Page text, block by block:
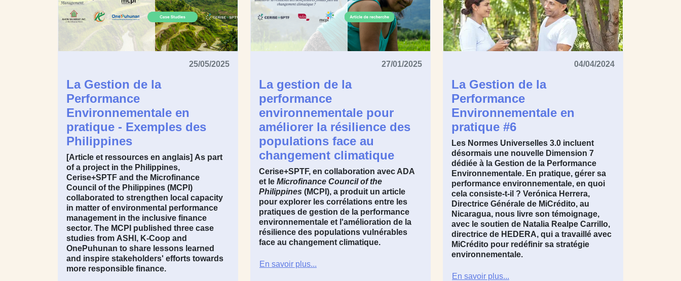
25/05/2025
La Gestion de la
Performance
Environnementale en
pratique - Exemples des
Philippines
[Article et ressources en anglais] As part
of a project in the Philippines,
Cerise+SPTF and the Microfinance
Council of the Philippines (MCPI)
collaborated to strengthen local capacity
in matter of environmental performance
management in the inclusive finance
sector. The MCPI published three case
studies from ASHI , K-Coop and
OnePuhunan to share lessons learned
and inspire stakeholders' efforts towards
more responsible finance.
27/01/2025
La gestion de la
performance
environnementale pour
améliorer la résilience des
populations face au
changement climatique
Cerise+SPTF, en collaboration avec ADA
et le Microfinance Council of the
Philippines (MCPI), a produit un article
pour explorer les corrélations entre les
pratiques de gestion de la performance
environnementale et l'amélioration de la
résilience des populations vulnérables
face au changement climatique.
En savoir plus...
04/04/2024
La Gestion de la
Performance
Environnementale en
pratique #6
Les Normes Universelles 3.0 incluent
désormais une nouvelle Dimension 7
dédiée à la Gestion de la Performance
Environnementale. En pratique, gérer sa
performance environnementale, en quoi
cela consiste-t-il ? Verónica Herrera,
Directrice Générale de MiCrédito, au
Nicaragua, nous livre son témoignage,
avec le soutien de Natalia Realpe Carrillo,
directrice de HEDERA, qui a travaillé avec
MiCrédito pour redéfinir sa stratégie
environnementale.
En savoir plus...